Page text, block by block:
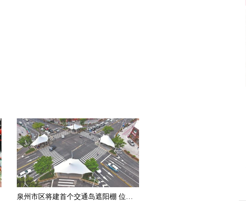
泉州市区将建首个交通岛遮阳棚 位于田安路与津淮街交叉口